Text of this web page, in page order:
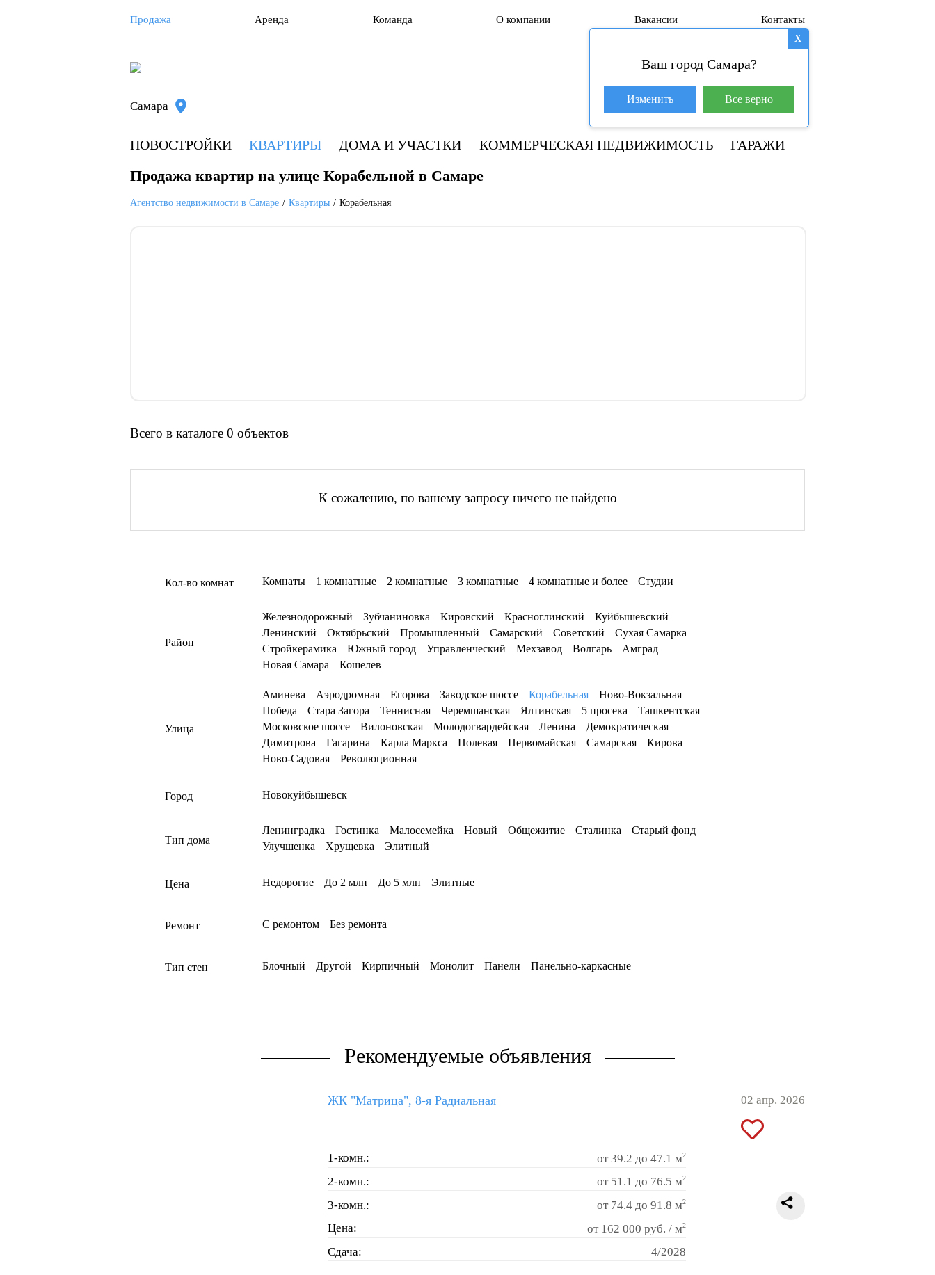
Продажа Аренда Команда О компании Вакансии Контакты
База покупателей (600)
Самара 8 800 250-04-53
НОВОСТРОЙКИ КВАРТИРЫ ДОМА И УЧАСТКИ КОММЕРЧЕСКАЯ НЕДВИЖИМОСТЬ ГАРАЖИ
X
Ваш город Самара?
Изменить Все верно
Продажа квартир на улице Корабельной в Самаре
Агентство недвижимости в Самаре Квартиры Корабельная
Всего в каталоге 0 объектов
К сожалению, по вашему запросу ничего не найдено
Кол-во комнат Комнаты 1 комнатные 2 комнатные 3 комнатные 4 комнатные и более Студии
Район
Железнодорожный Зубчаниновка Кировский Красноглинский
Куйбышевский
Ленинский
Октябрьский Промышленный Самарский Советский
Сухая Самарка
Стройкерамика
Южный город Управленческий Мехзавод Волгарь
Амград
Новая Самара
Кошелев
Улица
Аминева Аэродромная Егорова Заводское шоссе Корабельная
Ново-Вокзальная
Победа
Стара Загора Теннисная Черемшанская Ялтинская 5 просека
Ташкентская
Московское шоссе
Вилоновская Молодогвардейская Ленина
Демократическая
Димитрова
Гагарина Карла Маркса Полевая Первомайская Самарская
Кирова
Ново-Садовая
Революционная
Город Новокуйбышевск
Тип дома
Ленинградка Гостинка Малосемейка Новый Общежитие Сталинка
Старый фонд
Улучшенка
Хрущевка Элитный
Цена Недорогие До 2 млн До 5 млн Элитные
Ремонт С ремонтом Без ремонта
Тип стен Блочный Другой Кирпичный Монолит Панели Панельно-каркасные
Рекомендуемые объявления
ЖК "Матрица", 8-я Радиальная 02 апр. 2026
1-комн.: от 39.2 до 47.1 м2
2-комн.: от 51.1 до 76.5 м2
3-комн.: от 74.4 до 91.8 м2
Цена: от 162 000 руб. / м2
Сдача: 4/2028